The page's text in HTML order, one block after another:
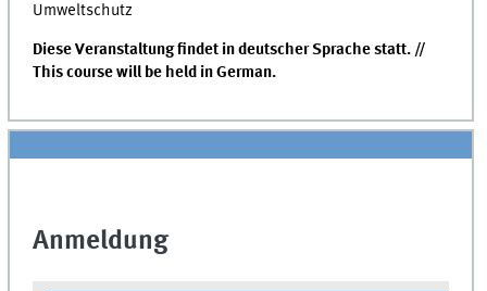
Umweltschutz
Diese Veranstaltung findet in deutscher Sprache statt. //
This course will be held in German.
Anmeldung